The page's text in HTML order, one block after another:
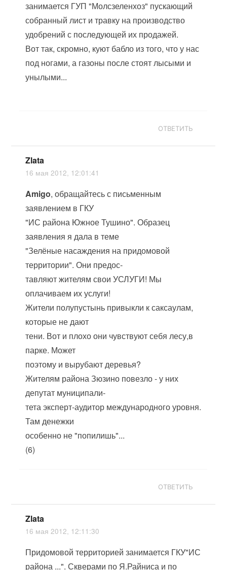
занимается ГУП "Молсзеленхоз" пускающий
собранный лист и травку на производство
удобрений с последующей их продажей.
Вот так, скромно, куют бабло из того, что у нас
под ногами, а газоны после стоят лысыми и
унылыми...
ОТВЕТИТЬ
Zlata
16 мая 2012, 12:01:41
Amigo, обращайтесь с письменным
заявлением в ГКУ
"ИС района Южное Тушино". Образец
заявления я дала в теме
"Зелёные насаждения на придомовой
территории". Они предос-
тавляют жителям свои УСЛУГИ! Мы
оплачиваем их услуги!
Жители полупустынь привыкли к саксаулам,
которые не дают
тени. Вот и плохо они чувствуют себя лесу,в
парке. Может
поэтому и вырубают деревья?
Жителям района Зюзино повезло - у них
депутат муниципали-
тета эксперт-аудитор международного уровня.
Там денежки
особенно не "попилишь"...
(6)
ОТВЕТИТЬ
Zlata
16 мая 2012, 12:11:30
Придомовой территорией занимается ГКУ"ИС
района ...". Скверами по Я.Райниса и по